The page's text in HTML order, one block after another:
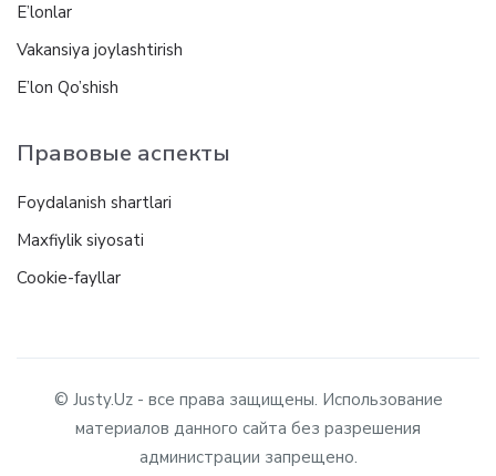
E’lonlar
Vakansiya joylashtirish
E’lon Qo’shish
Правовые аспекты
Foydalanish shartlari
Maxfiylik siyosati
Cookie-fayllar
© Justy.Uz - все права защищены. Использование
материалов данного сайта без разрешения
администрации запрещено.